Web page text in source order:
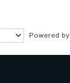
Powered by